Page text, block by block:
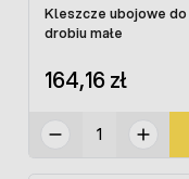
Kleszcze ubojowe do
drobiu małe
164,16 zł